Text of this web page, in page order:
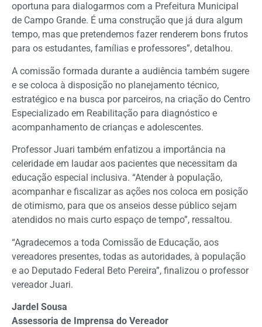
oportuna para dialogarmos com a Prefeitura Municipal
de Campo Grande. É uma construção que já dura algum
tempo, mas que pretendemos fazer renderem bons frutos
para os estudantes, famílias e professores”, detalhou.
A comissão formada durante a audiência também sugere
e se coloca à disposição no planejamento técnico,
estratégico e na busca por parceiros, na criação do Centro
Especializado em Reabilitação para diagnóstico e
acompanhamento de crianças e adolescentes.
Professor Juari também enfatizou a importância na
celeridade em laudar aos pacientes que necessitam da
educação especial inclusiva. “Atender à população,
acompanhar e fiscalizar as ações nos coloca em posição
de otimismo, para que os anseios desse público sejam
atendidos no mais curto espaço de tempo”, ressaltou.
“Agradecemos a toda Comissão de Educação, aos
vereadores presentes, todas as autoridades, à população
e ao Deputado Federal Beto Pereira”, finalizou o professor
vereador Juari.
Jardel Sousa
Assessoria de Imprensa do Vereador